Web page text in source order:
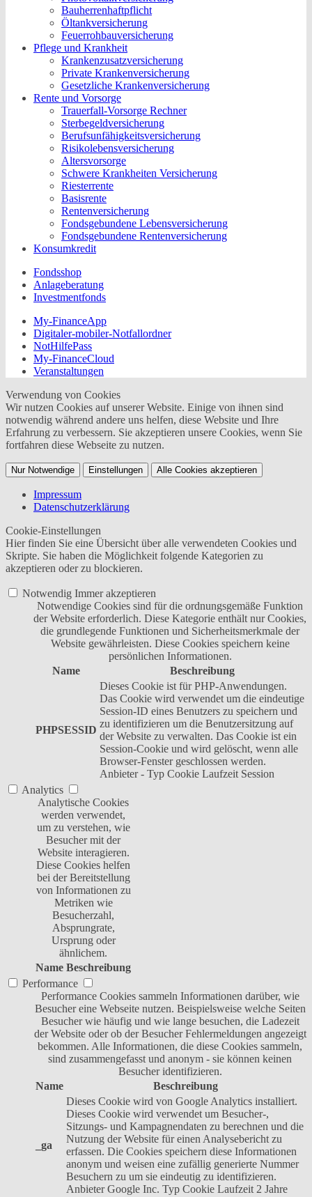
Bauherrenhaftpflicht
Öltankversicherung
Feuerrohbauversicherung
Pflege und Krankheit
Krankenzusatzversicherung
Private Krankenversicherung
Gesetzliche Krankenversicherung
Rente und Vorsorge
Trauerfall-Vorsorge Rechner
Sterbegeldversicherung
Berufs­unfähigkeitsversicherung
Risikolebensversicherung
Altersvorsorge
Schwere Krankheiten Versicherung
Riesterrente
Basisrente
Rentenversicherung
Fondsgebundene Lebensversicherung
Fondsgebundene Rentenversicherung
Konsumkredit
Fondsshop
Anlageberatung
Investmentfonds
My-FinanceApp
Digitaler-mobiler-Notfallordner
NotHilfePass
My-FinanceCloud
Veranstaltungen
Verwendung von Cookies
Wir nutzen Cookies auf unserer Website. Einige von ihnen sind
notwendig während andere uns helfen, diese Website und Ihre
Erfahrung zu verbessern. Sie akzeptieren unsere Cookies, wenn Sie
fortfahren diese Webseite zu nutzen.
Nur Notwendige Einstellungen Alle Cookies akzeptieren
Impressum
Datenschutzerklärung
Cookie-Einstellungen
Hier finden Sie eine Übersicht über alle verwendeten Cookies und
Skripte. Sie haben die Möglichkeit folgende Kategorien zu
akzeptieren oder zu blockieren.
Notwendig Immer akzeptieren
Notwendige Cookies sind für die ordnungsgemäße Funktion
der Website erforderlich. Diese Kategorie enthält nur Cookies,
die grundlegende Funktionen und Sicherheitsmerkmale der
Website gewährleisten. Diese Cookies speichern keine
persönlichen Informationen.
Name
Beschreibung
PHPSESSID
Dieses Cookie ist für PHP-Anwendungen.
Das Cookie wird verwendet um die eindeutige
Session-ID eines Benutzers zu speichern und
zu identifizieren um die Benutzersitzung auf
der Website zu verwalten. Das Cookie ist ein
Session-Cookie und wird gelöscht, wenn alle
Browser-Fenster geschlossen werden.
Anbieter - Typ Cookie Laufzeit Session
Analytics
Analytische Cookies
werden verwendet,
um zu verstehen, wie
Besucher mit der
Website interagieren.
Diese Cookies helfen
bei der Bereitstellung
von Informationen zu
Metriken wie
Besucherzahl,
Absprungrate,
Ursprung oder
ähnlichem.
Name Beschreibung
Performance
Performance Cookies sammeln Informationen darüber, wie
Besucher eine Webseite nutzen. Beispielsweise welche Seiten
Besucher wie häufig und wie lange besuchen, die Ladezeit
der Website oder ob der Besucher Fehlermeldungen angezeigt
bekommen. Alle Informationen, die diese Cookies sammeln,
sind zusammengefasst und anonym - sie können keinen
Besucher identifizieren.
Name
Beschreibung
_ga
Dieses Cookie wird von Google Analytics installiert.
Dieses Cookie wird verwendet um Besucher-,
Sitzungs- und Kampagnendaten zu berechnen und die
Nutzung der Website für einen Analysebericht zu
erfassen. Die Cookies speichern diese Informationen
anonym und weisen eine zufällig generierte Nummer
Besuchern zu um sie eindeutig zu identifizieren.
Anbieter Google Inc. Typ Cookie Laufzeit 2 Jahre